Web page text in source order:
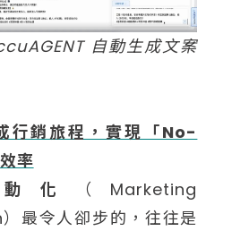
自動生成文案
行銷旅程，實現「No-
率
化
（Marketing
最令人卻步的，往往是